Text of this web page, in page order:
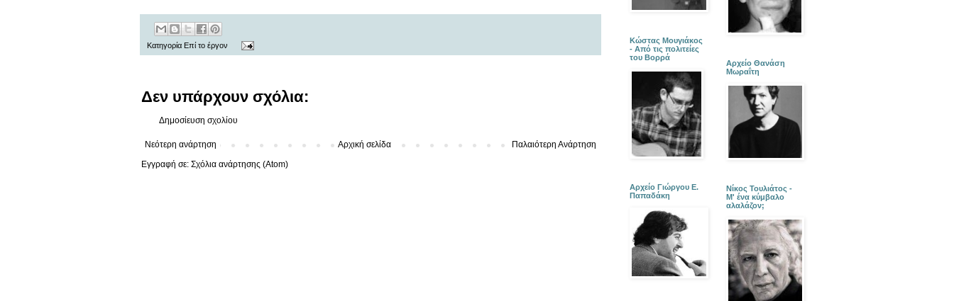
Κατηγορία Επί το έργον
Δεν υπάρχουν σχόλια:
Δημοσίευση σχολίου
Νεότερη ανάρτηση Παλαιότερη Ανάρτηση
Αρχική σελίδα
Εγγραφή σε: Σχόλια ανάρτησης (Atom)
Κώστας Μουγιάκος
- Από τις πολιτείες
του Βορρά
Αρχείο Γιώργου Ε.
Παπαδάκη
Αρχείο Θανάση
Μωραΐτη
Νίκος Τουλιάτος -
Μ' ένα κύμβαλο
αλαλάζον;